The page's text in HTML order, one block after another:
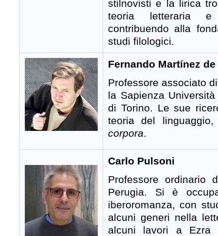
stilnovisti e la lirica
teoria letteraria e
contribuendo alla
studi filologici.
Fernando Martínez
Professore associato
la Sapienza
di Torino. Le sue
teoria del
corpora.
Carlo Pulsoni
Professore ordinario
Perugia. Si è
iberoromanza, con
alcuni generi nella
alcuni lavori a Ezra